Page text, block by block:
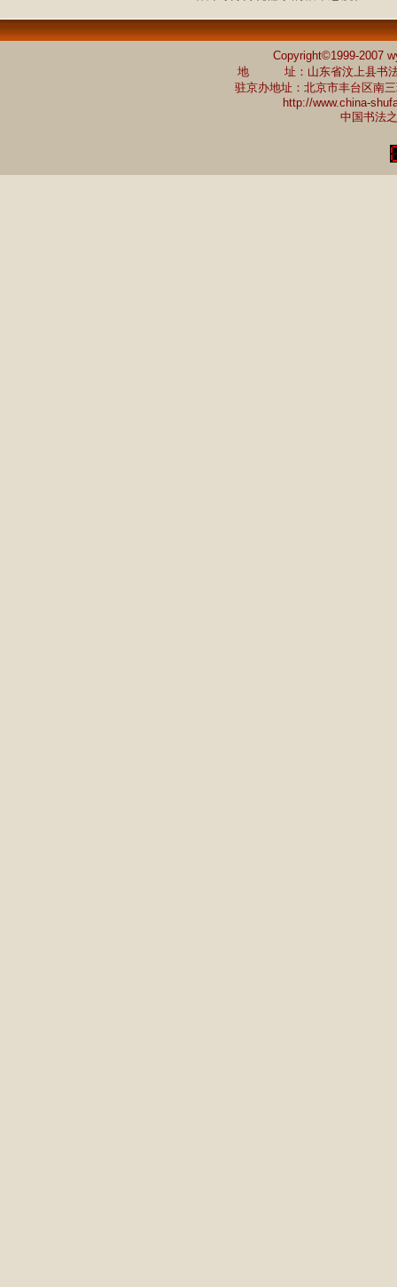
Copyright©1999-2007
地 址：山东省汶上县书法
驻京办地址：北京市丰台区南
http://www.china-
中国书法之